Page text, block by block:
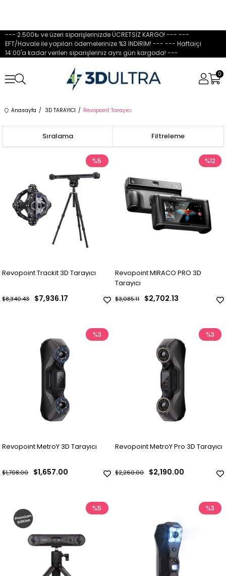
--- 2.500₺ ve üzeri siparişlerinizde ÜCRETSİZ KARGO! --- ---
EFT/Havale ile yapılan ödemelerinize %3 İNDİRİM! --- --- Haftaiçi
14:00'a kadar verilen siparişleriniz aynı gün kargoda! ---
0
Anasayfa 3D TARAYICI Revopoint Tarayıcı
Filtreleme
Sıralama
Revopoint Trackit 3D Tarayıcı
$7,936.17
$8,340.43
%5
Revopoint MIRACO PRO 3D
Tarayıcı
$2,702.13
$3,085.11
%12
Revopoint MetroY 3D Tarayıcı
$1,657.00
$1,708.00
%3
Revopoint MetroY Pro 3D Tarayıcı
$2,190.00
$2,260.00
%3
%5 %3